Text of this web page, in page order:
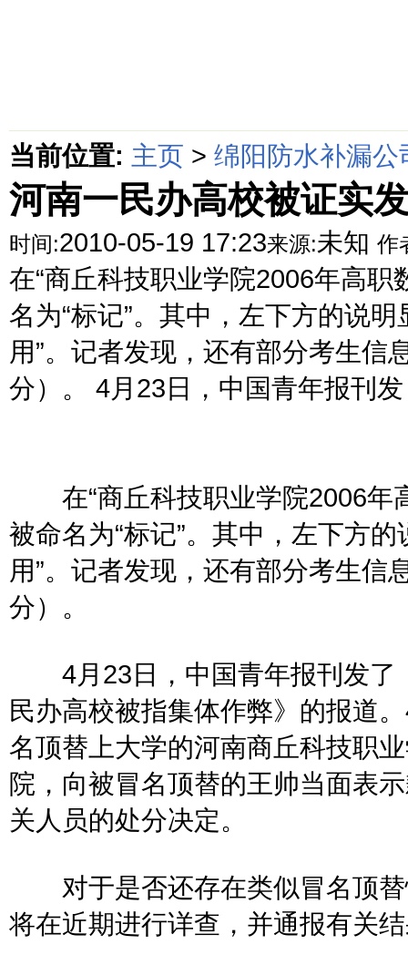
当前位置: 主页 > 绵阳防水补漏公
河南一民办高校被证实
时间:2010-05-19 17:23来源:未知 作
在“商丘科技职业学院2006年高
名为“标记”。其中，左下方的说明
用”。记者发现，还有部分考生信
分）。 4月23日，中国青年报刊发
在“商丘科技职业学院2006年
被命名为“标记”。其中，左下方的
用”。记者发现，还有部分考生信
分）。
4月23日，中国青年报刊发了
民办高校被指集体作弊》的报道
名顶替上大学的河南商丘科技职
院，向被冒名顶替的王帅当面表
关人员的处分决定。
对于是否还存在类似冒名顶替
将在近期进行详查，并通报有关